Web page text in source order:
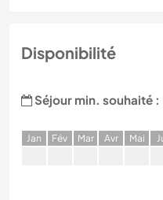
Disponibilité
Séjour min. souhaité :
Jan Fév Mar Avr Mai J